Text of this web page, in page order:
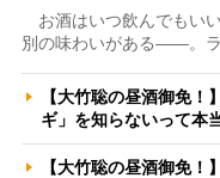
お酒はいつ飲んでもい
別の味わいがある――。
【大竹聡の昼酒御免
ギ」を知らないって
【大竹聡の昼酒御免